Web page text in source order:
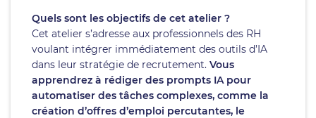
Quels sont les objectifs de cet atelier ?
Cet atelier s’adresse aux professionnels des RH
voulant intégrer immédiatement des outils d’IA
dans leur stratégie de recrutement. Vous
apprendrez à rédiger des prompts IA pour
automatiser des tâches complexes, comme la
création d’offres d’emploi percutantes, le